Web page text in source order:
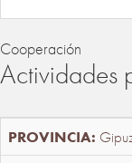
Cooperación
Actividades